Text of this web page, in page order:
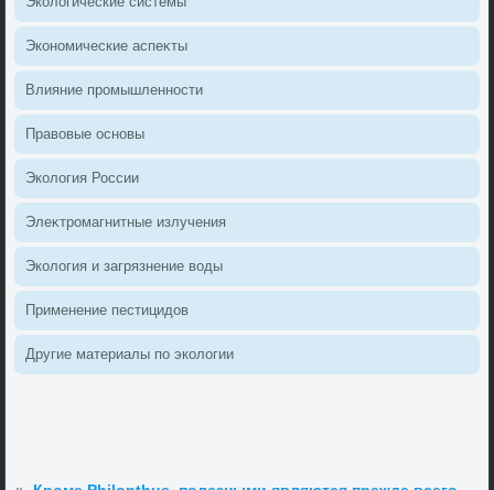
Экономические аспеκты
Влияние промышленности
Правοвые основы
Эколοгия России
Элеκтромагнитные излучения
Эколοгия и загрязнение вοды
Применение пестицидοв
Другие материалы по эколοгии